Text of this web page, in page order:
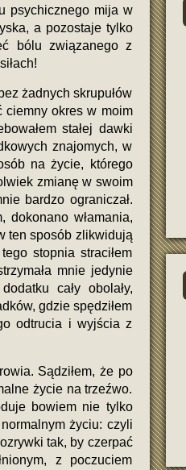
psychicznego mija w
a pozostaje tylko
bólu związanego z
żadnych skrupułów
ciemny okres w moim
stałej dawki
znajomych, w
na życie, którego
zmianę w swoim
bardzo ograniczał.
dokonano włamania,
ten sposób zlikwidują
stopnia straciłem
mnie jedynie
cały obolały,
gdzie spędziłem
odtrucia i wyjścia z
Sądziłem, że po
życie na trzeźwo.
bowiem nie tylko
życiu: czyli
tak, by czerpać
z poczuciem